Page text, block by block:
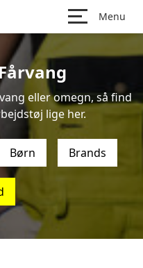
Menu
eller omegn, så find
lige her.
Børn Brands